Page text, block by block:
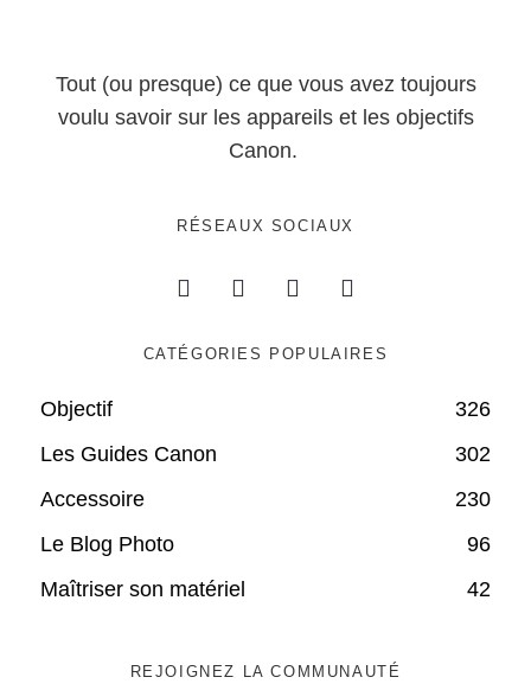
Tout (ou presque) ce que vous avez toujours
voulu savoir sur les appareils et les objectifs
Canon.
RÉSEAUX SOCIAUX
CATÉGORIES POPULAIRES
Objectif
326
Les Guides Canon
302
Accessoire
230
Le Blog Photo
96
Maîtriser son matériel
42
REJOIGNEZ LA COMMUNAUTÉ